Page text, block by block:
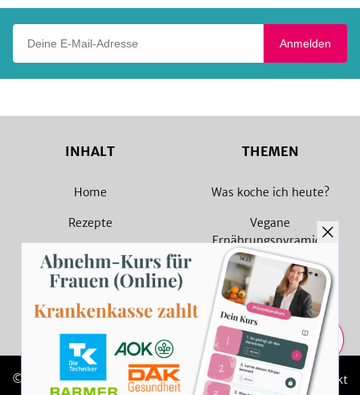
Teilen
Anmelden
INHALT
Home
Rezepte
Magazin
Sammlungen
Rezept Suche
THEMEN
Was koche ich heute?
Vegane
Ernährungspyramide
Vegane Rezepte
Vegetarische Rezepte
© 2026 SevenCooks Impressum Kontakt